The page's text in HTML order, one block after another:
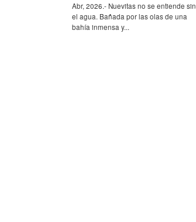
Abr, 2026.- Nuevitas no se entiende sin
el agua. Bañada por las olas de una
bahía inmensa y...